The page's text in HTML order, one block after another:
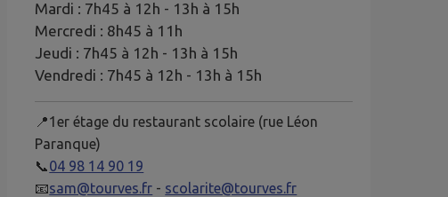
Mardi : 7h45 à 12h - 13h à 15h
Mercredi : 8h45 à 11h
Jeudi : 7h45 à 12h - 13h à 15h
Vendredi : 7h45 à 12h - 13h à 15h
📍1er étage du restaurant scolaire (rue Léon
Paranque)
📞 04 98 14 90 19
📧sam@tourves.fr - scolarite@tourves.fr